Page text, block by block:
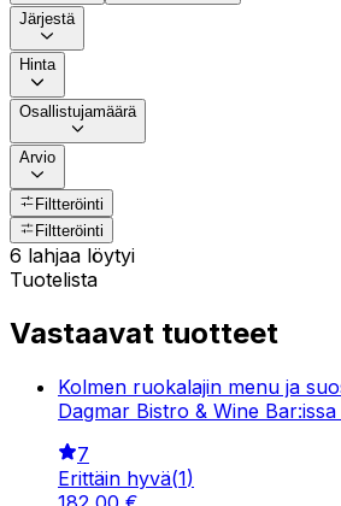
Järjestä
Hinta
Osallistujamäärä
Arvio
Filtteröinti
Filtteröinti
6 lahjaa löytyi
Tuotelista
Vastaavat tuotteet
Kolmen ruokalajin menu ja
Dagmar Bistro & Wine
7
Erittäin hyvä(1)